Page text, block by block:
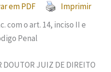
em PDF
Imprimir
com o art. 14, inciso II e
Penal
DOUTOR JUIZ DE DIREITO